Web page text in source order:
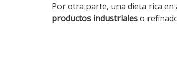
Por otra parte, una dieta rica
productos industrialeso